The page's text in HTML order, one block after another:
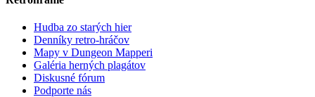
Hudba zo starých hier
Denníky retro-hráčov
Mapy v Dungeon Mapperi
Galéria herných plagátov
Diskusné fórum
Podporte nás